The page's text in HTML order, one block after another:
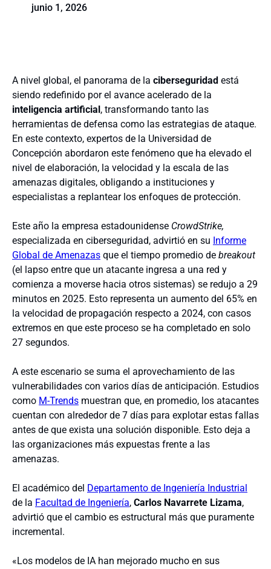
junio 1, 2026
A nivel global, el panorama de la ciberseguridad está
siendo redefinido por el avance acelerado de la
inteligencia artificial, transformando tanto las
herramientas de defensa como las estrategias de ataque.
En este contexto, expertos de la Universidad de
Concepción abordaron este fenómeno que ha elevado el
nivel de elaboración, la velocidad y la escala de las
amenazas digitales, obligando a instituciones y
especialistas a replantear los enfoques de protección.
Este año la empresa estadounidense CrowdStrike,
especializada en ciberseguridad, advirtió en su Informe
Global de Amenazas que el tiempo promedio de breakout
(el lapso entre que un atacante ingresa a una red y
comienza a moverse hacia otros sistemas) se redujo a 29
minutos en 2025. Esto representa un aumento del 65% en
la velocidad de propagación respecto a 2024, con casos
extremos en que este proceso se ha completado en solo
27 segundos.
A este escenario se suma el aprovechamiento de las
vulnerabilidades con varios días de anticipación. Estudios
como M-Trends muestran que, en promedio, los atacantes
cuentan con alrededor de 7 días para explotar estas fallas
antes de que exista una solución disponible. Esto deja a
las organizaciones más expuestas frente a las
amenazas.
El académico del Departamento de Ingeniería Industrial
de la Facultad de Ingeniería, Carlos Navarrete Lizama,
advirtió que el cambio es estructural más que puramente
incremental.
«Los modelos de IA han mejorado mucho en sus